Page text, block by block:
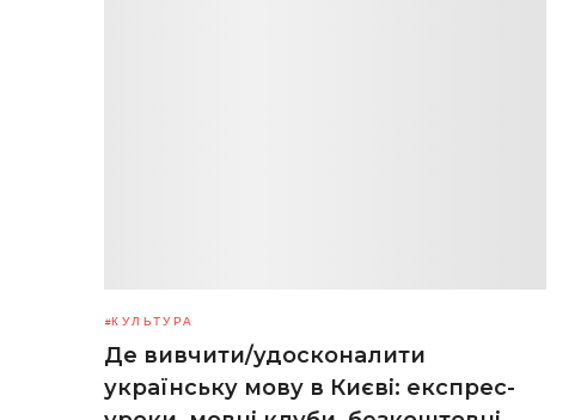
КУЛЬТУРА
Де вивчити/удосконалити
українську мову в Києві: експрес-